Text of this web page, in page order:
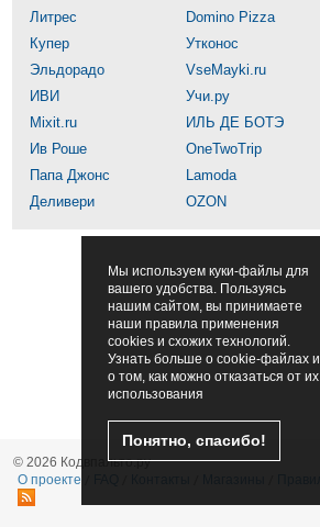
Литрес
Domino Pizza
Купер
Утконос
Эльдорадо
VseMayki.ru
ИВИ
Учи.ру
Mixit.ru
ИЛЬ ДЕ БОТЭ
Ив Роше
OneTwoTrip
Папа Джонс
Lamoda
Деливери
OZON
© 2026 Кодвпальто.ру
О проекте
Мы используем куки-файлы для
вашего удобства. Пользуясь
нашим сайтом, вы принимаете
наши правила применения
cookies и схожих технологий.
Узнать больше о cookie-файлах и
о том, как можно отказаться от их
использования
Понятно, спасибо!